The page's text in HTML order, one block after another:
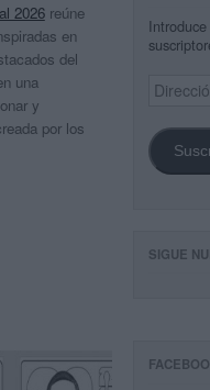
2026reúne
en
del
una
y
por los
Dirección
de
SIGUE